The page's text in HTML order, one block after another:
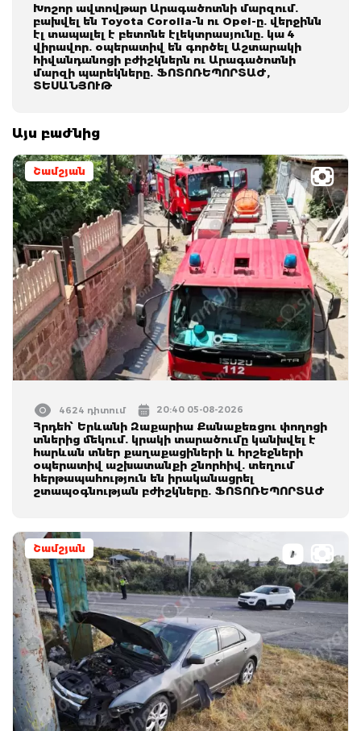
Խոշոր ավտովթար Արագածոտնի մարզում.
բախվել են Toyota Corolla-ն ու Opel-ը. վերջինն
էլ տապալել է բետոնե էլեկտրասյունը. կա 4
վիրավոր. օպերատիվ են գործել Աշտարակի
հիվանդանոցի բժիշկներն ու Արագածոտնի
մարզի պարեկները. ՖՈՏՈՌԵՊՈՐՏԱԺ,
ՏԵՍԱՆՅՈՒԹ
Այս բաժնից
Շամշյան
4624 դիտում 20:40 05-08-2026
Հրդեհ՝ Երևանի Զաքարիա Քանաքեռցու փողոցի
տներից մեկում. կրակի տարածումը կանխվել է
հարևան տներ քաղաքացիների և հրշեջների
օպերատիվ աշխատանքի շնորհիվ. տեղում
հերթապահություն են իրականացրել
շտապօգնության բժիշկները. ՖՈՏՈՌԵՊՈՐՏԱԺ
Շամշյան